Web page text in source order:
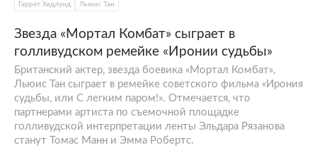
Гаррет Хедлунд Льюис Тан
Звезда «Мортал Комбат» сыграет в
голливудском ремейке «Иронии судьбы»
Британский актер, звезда боевика «Мортал Комбат»,
Льюис Тан сыграет в ремейке советского фильма «Ирония
судьбы, или С легким паром!». Отмечается, что
партнерами артиста по съемочной площадке
голливудской интерпретации ленты Эльдара Рязанова
станут Томас Манн и Эмма Робертс.